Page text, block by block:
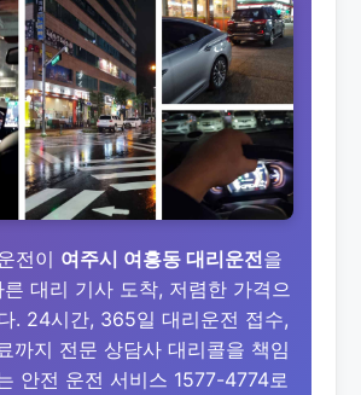
전이 여주시 여흥동 대리운전을
대리 기사 도착, 저렴한 가격으
. 24시간, 365일 대리운전 접수,
까지 전문 상담사 대리콜을 책임
안전 운전 서비스 1577-4774로